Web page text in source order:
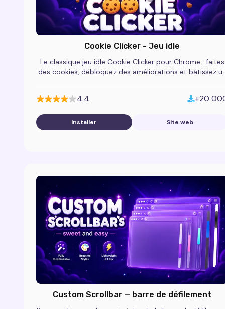
Cookie Clicker - Jeu idle
Le classique jeu idle Cookie Clicker pour Chrome : faites
des cookies, débloquez des améliorations et bâtissez
4.4 +20
Installer Site web
Custom Scrollbar — barre de défilement